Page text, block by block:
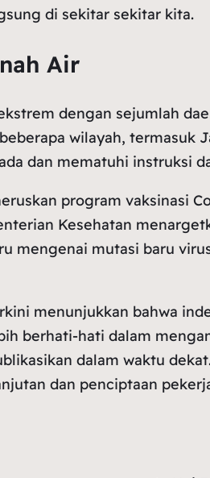
di sekitar sekitar kita.
Air
dengan sejumlah
wilayah, termasuk
dan mematuhi instruksi
program vaksinasi
Kesehatan
mengenai mutasi baru
menunjukkan bahwa
berhati-hati dalam
dalam waktu
dan penciptaan